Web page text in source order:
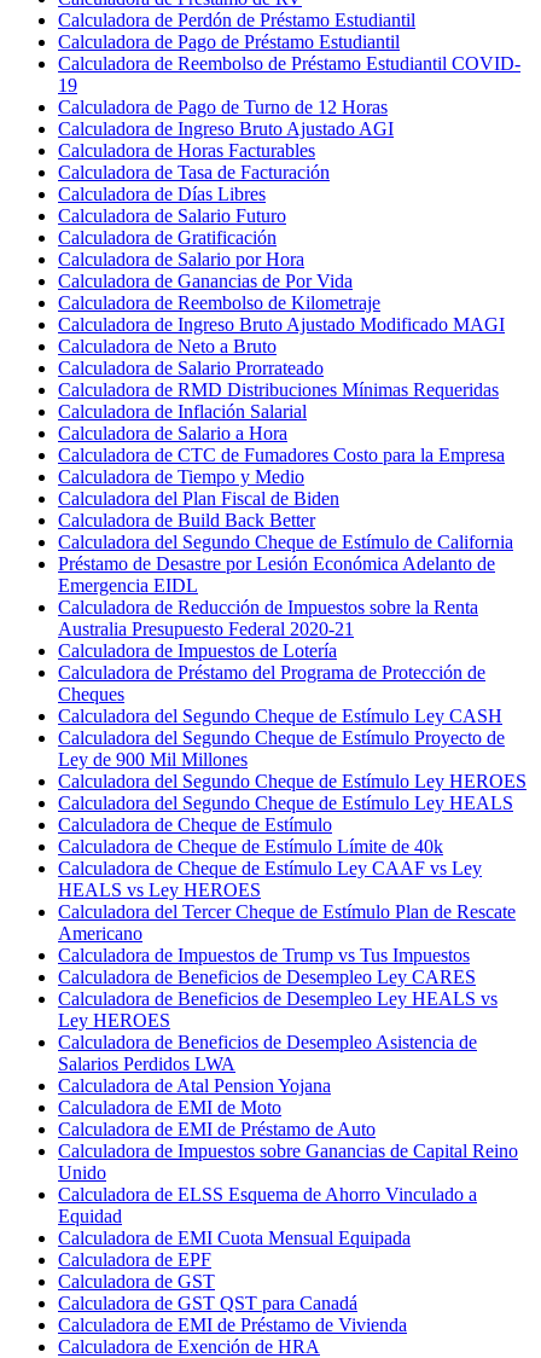
Calculadora de Perdón de Préstamo Estudiantil
Calculadora de Pago de Préstamo Estudiantil
Calculadora de Reembolso de Préstamo Estudiantil COVID-
19
Calculadora de Pago de Turno de 12 Horas
Calculadora de Ingreso Bruto Ajustado AGI
Calculadora de Horas Facturables
Calculadora de Tasa de Facturación
Calculadora de Días Libres
Calculadora de Salario Futuro
Calculadora de Gratificación
Calculadora de Salario por Hora
Calculadora de Ganancias de Por Vida
Calculadora de Reembolso de Kilometraje
Calculadora de Ingreso Bruto Ajustado Modificado MAGI
Calculadora de Neto a Bruto
Calculadora de Salario Prorrateado
Calculadora de RMD Distribuciones Mínimas Requeridas
Calculadora de Inflación Salarial
Calculadora de Salario a Hora
Calculadora de CTC de Fumadores Costo para la Empresa
Calculadora de Tiempo y Medio
Calculadora del Plan Fiscal de Biden
Calculadora de Build Back Better
Calculadora del Segundo Cheque de Estímulo de California
Préstamo de Desastre por Lesión Económica Adelanto de
Emergencia EIDL
Calculadora de Reducción de Impuestos sobre la Renta
Australia Presupuesto Federal 2020-21
Calculadora de Impuestos de Lotería
Calculadora de Préstamo del Programa de Protección de
Cheques
Calculadora del Segundo Cheque de Estímulo Ley CASH
Calculadora del Segundo Cheque de Estímulo Proyecto de
Ley de 900 Mil Millones
Calculadora del Segundo Cheque de Estímulo Ley HEROES
Calculadora del Segundo Cheque de Estímulo Ley HEALS
Calculadora de Cheque de Estímulo
Calculadora de Cheque de Estímulo Límite de 40k
Calculadora de Cheque de Estímulo Ley CAAF vs Ley
HEALS vs Ley HEROES
Calculadora del Tercer Cheque de Estímulo Plan de Rescate
Americano
Calculadora de Impuestos de Trump vs Tus Impuestos
Calculadora de Beneficios de Desempleo Ley CARES
Calculadora de Beneficios de Desempleo Ley HEALS vs
Ley HEROES
Calculadora de Beneficios de Desempleo Asistencia de
Salarios Perdidos LWA
Calculadora de Atal Pension Yojana
Calculadora de EMI de Moto
Calculadora de EMI de Préstamo de Auto
Calculadora de Impuestos sobre Ganancias de Capital Reino
Unido
Calculadora de ELSS Esquema de Ahorro Vinculado a
Equidad
Calculadora de EMI Cuota Mensual Equipada
Calculadora de EPF
Calculadora de GST
Calculadora de GST QST para Canadá
Calculadora de EMI de Préstamo de Vivienda
Calculadora de Exención de HRA